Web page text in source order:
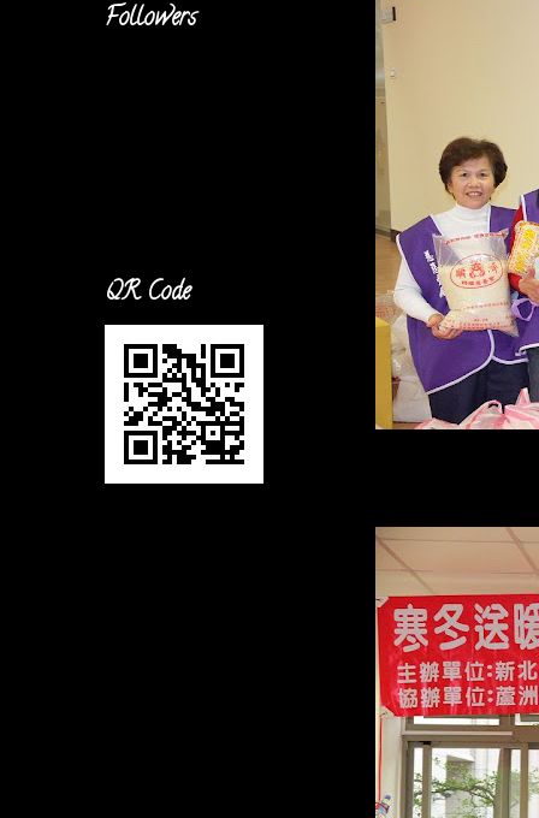
Followers
QR Code